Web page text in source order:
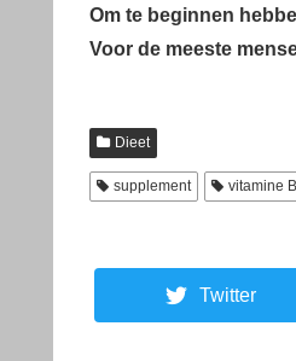
Om te beginnen
Voor de meeste
Dieet
supplement vitamine
Twitter